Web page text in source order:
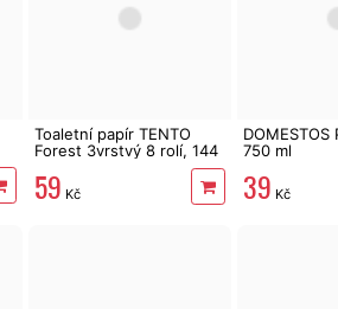
Toaletní papír TENTO
Forest 3vrstvý 8 rolí, 144
59 Kč
DOMESTOS
750 ml
39 Kč